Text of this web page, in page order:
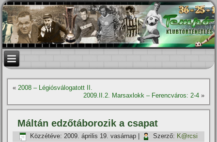
«2008 – Légiósválogatott II.
2009.II.2. Marsaxlokk – Ferencváros: 2-4»
Máltán edzőtáborozik a csapat
Közzétéve: 2009. április 19. vasárnap Szerző: K@rcsi